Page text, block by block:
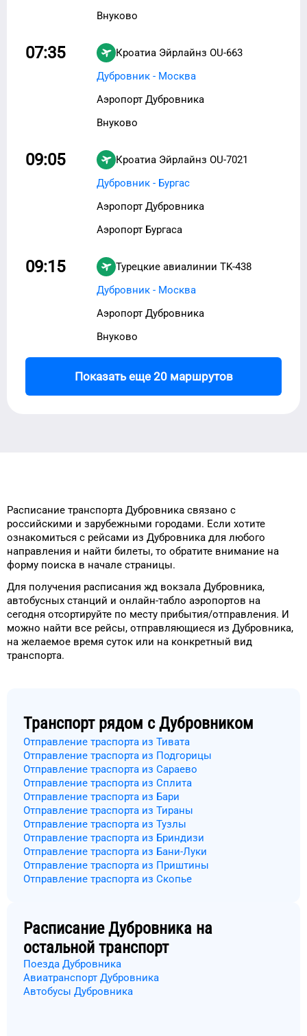
Внуково
07:35 Кроатиа Эйрлайнз OU-663
Дубровник - Москва
Аэропорт Дубровника
Внуково
09:05 Кроатиа Эйрлайнз OU-7021
Дубровник - Бургас
Аэропорт Дубровника
Аэропорт Бургаса
09:15 Турецкие авиалинии TK-438
Дубровник - Москва
Аэропорт Дубровника
Внуково
Показать еще 20 маршрутов
Расписание транспорта Дубровника связано с
российскими и зарубежными городами. Если хотите
ознакомиться с рейсами из Дубровника для любого
направления и найти билеты, то обратите внимание на
форму поиска в начале страницы.
Для получения расписания жд вокзала Дубровника,
автобусных станций и онлайн-табло аэропортов на
сегодня отсортируйте по месту прибытия/отправления. И
можно найти все рейсы, отправляющиеся из Дубровника,
на желаемое время суток или на конкретный вид
транспорта.
Транспорт рядом с Дубровником
Отправление траспорта из Тивата
Отправление траспорта из Подгорицы
Отправление траспорта из Сараево
Отправление траспорта из Сплита
Отправление траспорта из Бари
Отправление траспорта из Тираны
Отправление траспорта из Тузлы
Отправление траспорта из Бриндизи
Отправление траспорта из Бани-Луки
Отправление траспорта из Приштины
Отправление траспорта из Скопье
РасписаниеДубровника на
остальной транспорт
Поезда Дубровника
Авиатранспорт Дубровника
Автобусы Дубровника